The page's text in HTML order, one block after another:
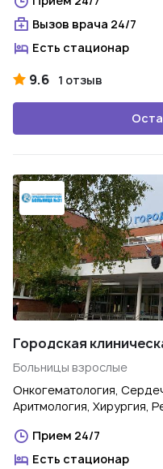
Вызов врача 24/7
Есть стационар
9.6 1 отзыв
Городская
Больницы взрослые
Онкогематология,
Аритмология, Хирургия,
Прием 24/7
Есть стационар